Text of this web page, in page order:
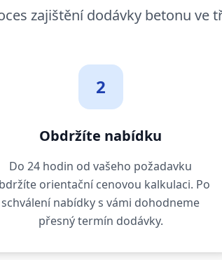
zajištění dodávky betonu ve
2
Obdržíte nabídku
Do 24 hodin od vašeho požadavku
orientační cenovou kalkulaci. Po
schválení nabídky s vámi dohodneme
přesný termín dodávky.